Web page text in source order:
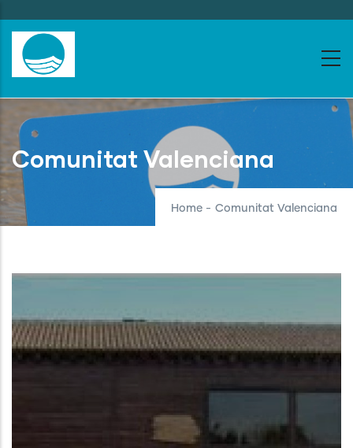
to
main
content
Comunitat Valenciana
Home - Comunitat Valenciana